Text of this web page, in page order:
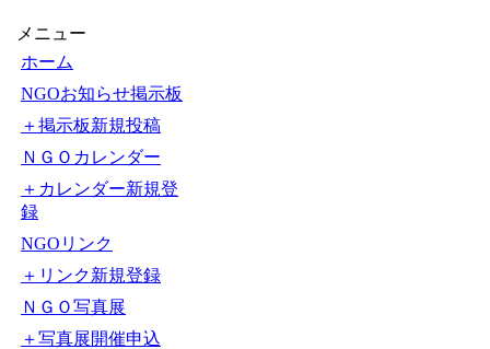
メニュー
ホーム
NGOお知らせ掲示板
＋掲示板新規投稿
ＮＧＯカレンダー
＋カレンダー新規登
録
NGOリンク
＋リンク新規登録
ＮＧＯ写真展
＋写真展開催申込